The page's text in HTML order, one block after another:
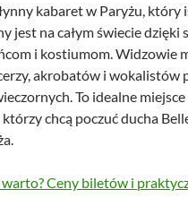
kabaret w Paryżu, który
jest na całym świecie dzięki
i kostiumom. Widzowie
akrobatów i wokalistów
To idealne
chcą poczuć ducha
Ceny biletów i